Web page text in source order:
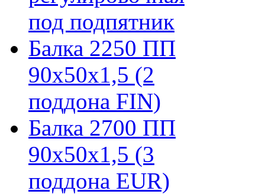
под подпятник
Балка 2250 ПП
90х50х1,5 (2
поддона FIN)
Балка 2700 ПП
90х50х1,5 (3
поддона EUR)